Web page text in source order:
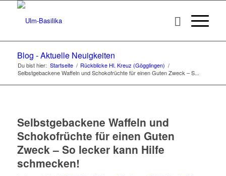
Blog - Aktuelle Neuigkeiten
Du bist hier: Startseite / Rückblicke Hl. Kreuz (Gögglingen) /
Selbstgebackene Waffeln und Schokofrüchte für einen Guten Zweck – S...
Selbstgebackene Waffeln und
Schokofrüchte für einen Guten
Zweck – So lecker kann Hilfe
schmecken!